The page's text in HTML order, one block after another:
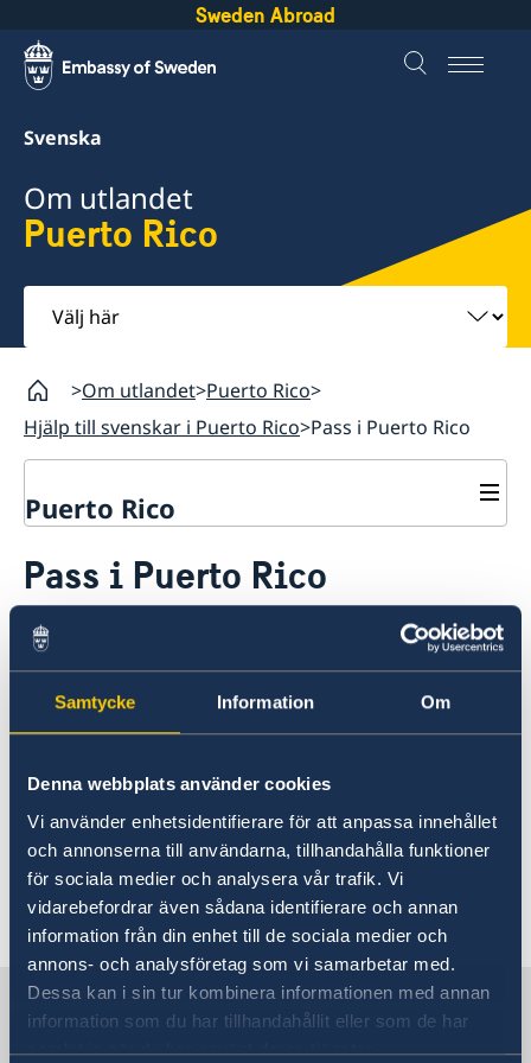
Samtycke Information Om
Denna webbplats använder cookies
Vi använder enhetsidentifierare för att anpassa innehållet
och annonserna till användarna, tillhandahålla funktioner
för sociala medier och analysera vår trafik. Vi
vidarebefordrar även sådana identifierare och annan
information från din enhet till de sociala medier och
annons- och analysföretag som vi samarbetar med.
Dessa kan i sin tur kombinera informationen med annan
information som du har tillhandahållit eller som de har
samlat in när du har använt deras tjänster.
Sweden Abroad
Svenska
Om utlandet
Puerto Rico
Välj
här
Om utlandet Puerto Rico
Hjälp till svenskar i Puerto Rico Pass i Puerto Rico
Puerto Rico
Hjälp till svenskar i Puerto Rico
Rösta i Puerto Rico
Pass i Puerto Rico
Reseinformation
Ambassadens reseinformation
Pass i Puerto Rico
I USA kan du ansöka om/förnya pass
och/eller nationellt ID-kort vid Sveriges
ambassad i Washington DC eller på
och San Francisco. Läs noggrant
igenom anvisningarna via nedan länk
och boka sedan en tid.
Ansöka om/förnya pass och id-kort i USA
Sverige i Puerto Rico